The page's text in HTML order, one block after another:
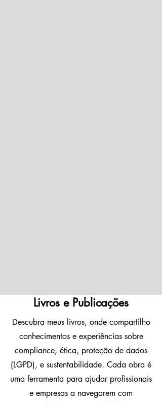
Livros e Publicações
Descubra meus livros, onde compartilho
conhecimentos e experiências sobre
compliance, ética, proteção de dados
(LGPD), e sustentabilidade. Cada obra é
uma ferramenta para ajudar profissionais
e empresas a navegarem com